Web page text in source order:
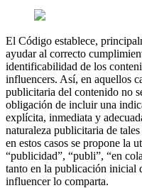
El Código establece,
ayudar al correcto
identificabilidad de los
influencers. Así, en aquellos
publicitaria del contenido no
obligación de incluir una
explícita, inmediata y
naturaleza publicitaria de
en estos casos se propone la
“publicidad”, “publi”, “en
tanto en la publicación inicial
influencer lo comparta.